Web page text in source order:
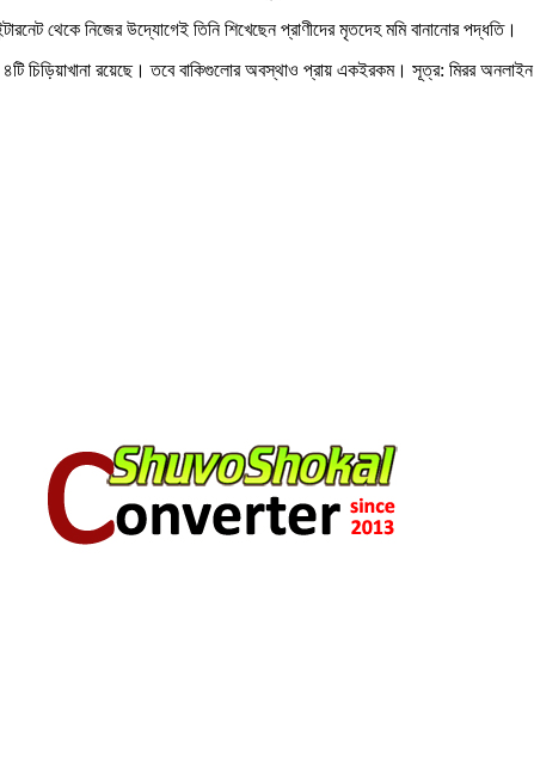
থেকে নিজের উদ্যোগেই তিনি শিখেছেন প্রাণীদের মৃতদেহ মমি বানানোর পদ্ধতি।
চিড়িয়াখানা রয়েছে। তবে বাকিগুলোর অবস্থাও প্রায় একইরকম। সূত্র: মিরর অনলাইন